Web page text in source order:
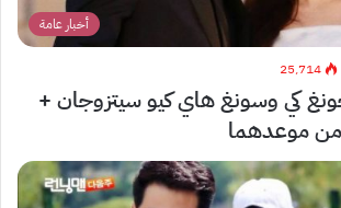
أخبار عامة
25٬714
كي وسونغ هاي كيو سيتزوجان +
موعدهما